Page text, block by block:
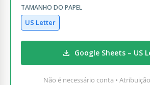
TAMANHO DO PAPEL
US Letter
Google Sheets – US
Não é necessário conta •